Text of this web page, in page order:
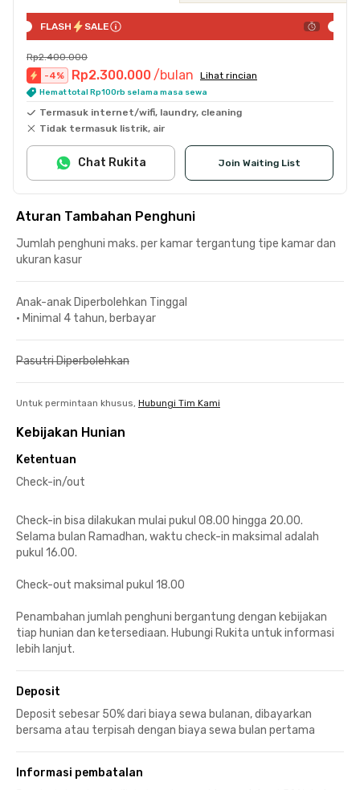
FLASH SALE
Rp2.400.000
-4% Rp2.300.000 /bulan Lihat rincian
Hemat total Rp100rb selama masa sewa
Termasuk internet/wifi, laundry, cleaning
Tidak termasuk listrik, air
Join Waiting List
Chat Rukita
Aturan Tambahan Penghuni
Jumlah penghuni maks. per kamar tergantung tipe kamar dan
ukuran kasur
Anak-anak Diperbolehkan Tinggal
• Minimal 4 tahun, berbayar
Pasutri Diperbolehkan
Untuk permintaan khusus, Hubungi Tim Kami
Kebijakan Hunian
Ketentuan
Check-in/out
Check-in bisa dilakukan mulai pukul 08.00 hingga 20.00.
Selama bulan Ramadhan, waktu check-in maksimal adalah
pukul 16.00.
Check-out maksimal pukul 18.00
Penambahan jumlah penghuni bergantung dengan kebijakan
tiap hunian dan ketersediaan. Hubungi Rukita untuk informasi
lebih lanjut.
Deposit
Deposit sebesar 50% dari biaya sewa bulanan, dibayarkan
bersama atau terpisah dengan biaya sewa bulan pertama
Informasi pembatalan